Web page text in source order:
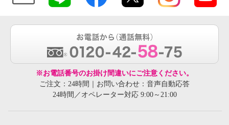
※お電話番号のお掛け間違いにご注意ください。
ご注文：24時間｜お問い合わせ：音声自動応答
24時間／オペレーター対応 9:00～21:00